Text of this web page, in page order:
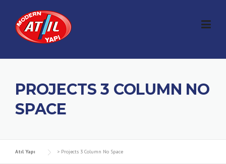
content
PROJECTS 3 COLUMN NO
SPACE
Atıl Yapı > Projects 3 Column No Space